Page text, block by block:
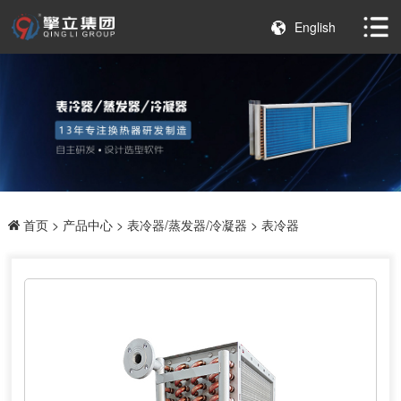
English
首页> 产品中心> 表冷器/蒸发器/冷凝器 > 表冷器